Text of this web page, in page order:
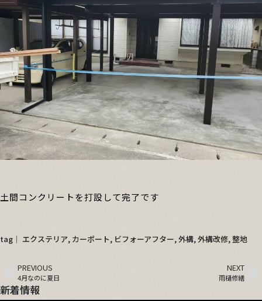
土間コンクリートを打設して完了です
tag│ エクステリア, カーポート, ビフォーアフター,外構,外構改修,整地
PREVIOUS
4月なのに夏日
NEXT
雨樋修繕
新着情報